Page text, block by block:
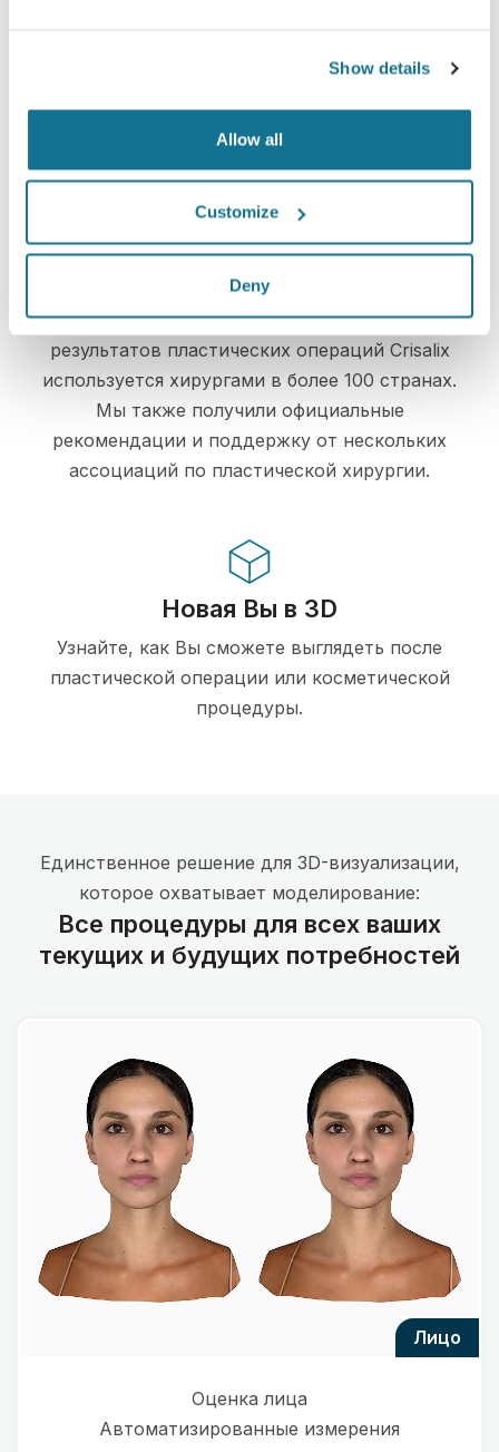
Show details
Allow all
Customize
Deny
конфиденциальности. Наши серверы
полностью зашифрованы, ваша информация
надежно защищена
High-Tech
Первое онлайн 3D-моделирование
результатов пластических операций Crisalix
используется хирургами в более 100 странах.
Мы также получили официальные
рекомендации и поддержку от нескольких
ассоциаций по пластической хирургии.
Новая Вы в 3D
Узнайте, как Вы сможете выглядеть после
пластической операции или косметической
процедуры.
Единственное решение для 3D-визуализации,
которое охватывает моделирование:
Все процедуры для всех ваших
текущих и будущих потребностей
лицо
Оценка лица
Автоматизированные измерения